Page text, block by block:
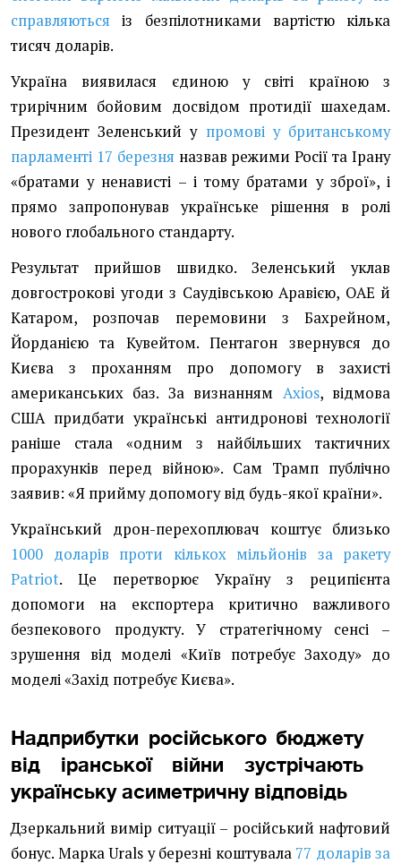
справляються із безпілотниками вартістю кілька
тисяч доларів.
Україна виявилася єдиною у світі країною з
трирічним бойовим досвідом протидії шахедам.
Президент Зеленський у промові у британському
парламенті 17 березня назвав режими Росії та Ірану
«братами у ненависті – і тому братами у зброї», і
прямо запропонував українське рішення в ролі
нового глобального стандарту.
Результат прийшов швидко. Зеленський уклав
довгострокові угоди з Саудівською Аравією, ОАЕ й
Катаром, розпочав перемовини з Бахрейном,
Йорданією та Кувейтом. Пентагон звернувся до
Києва з проханням про допомогу в захисті
американських баз. За визнанням Axios, відмова
США придбати українські антидронові технології
раніше стала «одним з найбільших тактичних
прорахунків перед війною». Сам Трамп публічно
заявив: «Я прийму допомогу від будь-якої країни».
Український дрон-перехоплювач коштує близько
1000 доларів проти кількох мільйонів за ракету
Patriot. Це перетворює Україну з реципієнта
допомоги на експортера критично важливого
безпекового продукту. У стратегічному сенсі –
зрушення від моделі «Київ потребує Заходу» до
моделі «Захід потребує Києва».
Надприбутки російського бюджету
від іранської війни зустрічають
українську асиметричну відповідь
Дзеркальний вимір ситуації – російський нафтовий
бонус. Марка Urals у березні коштувала 77 доларів за